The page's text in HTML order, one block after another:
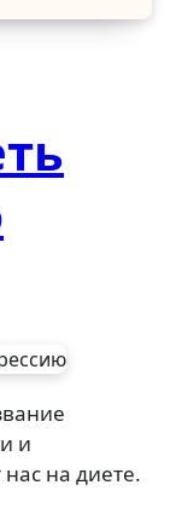
и
на диете.